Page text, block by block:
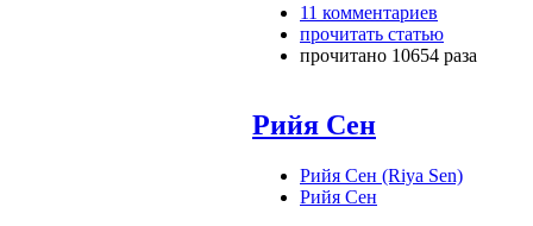
11 комментариев
прочитать статью
прочитано 10654 раза
Рийя Сен
Рийя Сен (Riya Sen)
Рийя Сен